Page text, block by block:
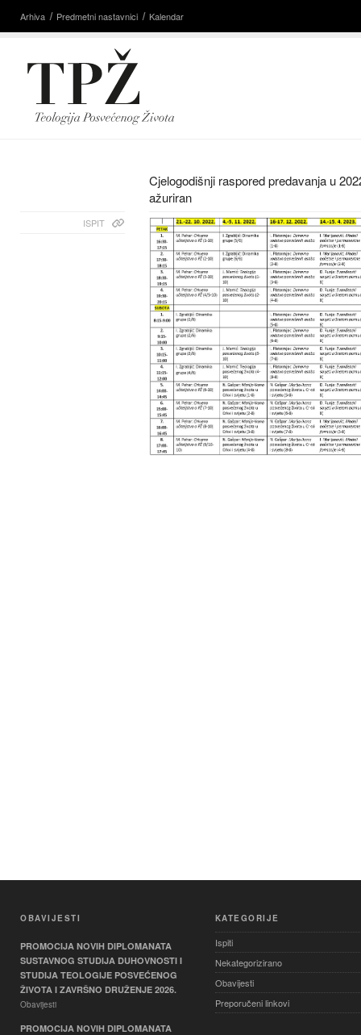
Arhiva Predmetni nastavnici Kalendar
Cjelogodišnji raspored predavanja u
ažuriran
ISPIT
OBAVIJESTI
PROMOCIJA NOVIH DIPLOMANATA
SUSTAVNOG STUDIJA DUHOVNOSTI I
STUDIJA TEOLOGIJE POSVEĆENOG
ŽIVOTA I ZAVRŠNO DRUŽENJE 2026.
Obavijesti
PROMOCIJA NOVIH DIPLOMANATA
KATEGORIJE
Ispiti
Nekategorizirano
Obavijesti
Preporučeni linkovi